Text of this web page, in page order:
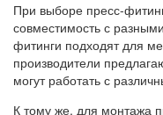
При выборе пресс-
совместимость с
фитинги подходят для
производители
могут работать с
К тому же, для монтажа